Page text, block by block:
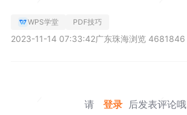
WPS学堂 PDF技巧
2023-11-14 07:33:42广东珠海浏览 4681846
请 登录 后发表评论哦